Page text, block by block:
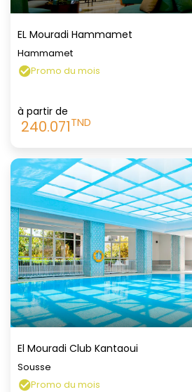
EL Mouradi Hammamet
Hammamet
Promo du mois
à partir de
240.071TND
El Mouradi Club Kantaoui
Sousse
Promo du mois